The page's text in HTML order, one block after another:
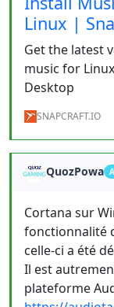
Linux |
Get the latest
music for
Desktop
SNAPCRAFT.IO
QuozPowa
Cortana sur
fonctionnalité
celle-ci a été
Il est
plateforme